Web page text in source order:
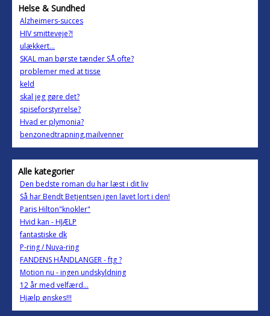
Helse & Sundhed
Alzheimers-succes
HIV smitteveje?!
ulækkert...
SKAL man børste tænder SÅ ofte?
problemer med at tisse
keld
skal jeg gøre det?
spiseforstyrrelse?
Hvad er plymonia?
benzonedtrapning,mailvenner
Alle kategorier
Den bedste roman du har læst i dit liv
Så har Bendt Betjentsen igen lavet lort i den!
Paris Hilton"knokler"
Hvid kan - HJÆLP
fantastiske dk
P-ring / Nuva-ring
FANDENS HÅNDLANGER - ftg ?
Motion nu - ingen undskyldning
12 år med velfærd...
Hjælp ønskes!!!